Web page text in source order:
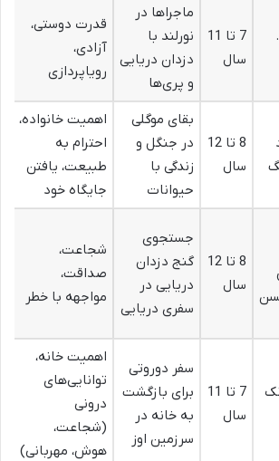
7 تا 11
سال
ماجراها در
نورلند با
دزدان دریایی
و پری‌ها
قدرت دوستی،
آزادی،
رویاپردازی
8 تا 12
سال
بقای موگلی
در جنگل و
زندگی با
حیوانات
اهمیت خانواده،
احترام به
طبیعت، یافتن
جایگاه خود
8 تا 12
سال
جستجوی
گنج دزدان
دریایی در
سفری دریایی
شجاعت،
صداقت،
مواجهه با خطر
7 تا 11
سال
سفر دوروتی
برای بازگشت
به خانه در
سرزمین اوز
اهمیت خانه،
توانایی‌های
درونی
(شجاعت،
هوش، مهربانی)